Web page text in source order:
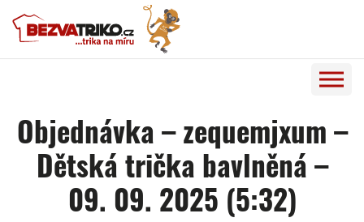
Objednávka – zequemjxum –
Dětská trička bavlněná –
09. 09. 2025 (5:32)